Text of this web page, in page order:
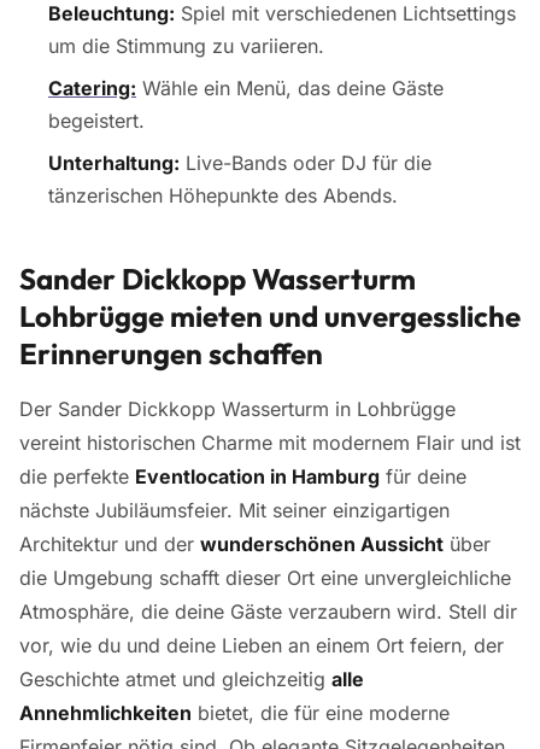
Beleuchtung: Spiel mit verschiedenen Lichtsettings
um die Stimmung zu variieren.
Catering: Wähle ein Menü, das deine Gäste
begeistert.
Unterhaltung: Live-Bands oder DJ für die
tänzerischen Höhepunkte des Abends.
Sander Dickkopp Wasserturm
Lohbrügge mieten und unvergessliche
Erinnerungen schaffen
Der Sander Dickkopp Wasserturm in Lohbrügge
vereint historischen Charme mit modernem Flair und ist
die perfekte Eventlocation in Hamburg für deine
nächste Jubiläumsfeier. Mit seiner einzigartigen
Architektur und der wunderschönen Aussicht über
die Umgebung schafft dieser Ort eine unvergleichliche
Atmosphäre, die deine Gäste verzaubern wird. Stell dir
vor, wie du und deine Lieben an einem Ort feiern, der
Geschichte atmet und gleichzeitig alle
Annehmlichkeiten bietet, die für eine moderne